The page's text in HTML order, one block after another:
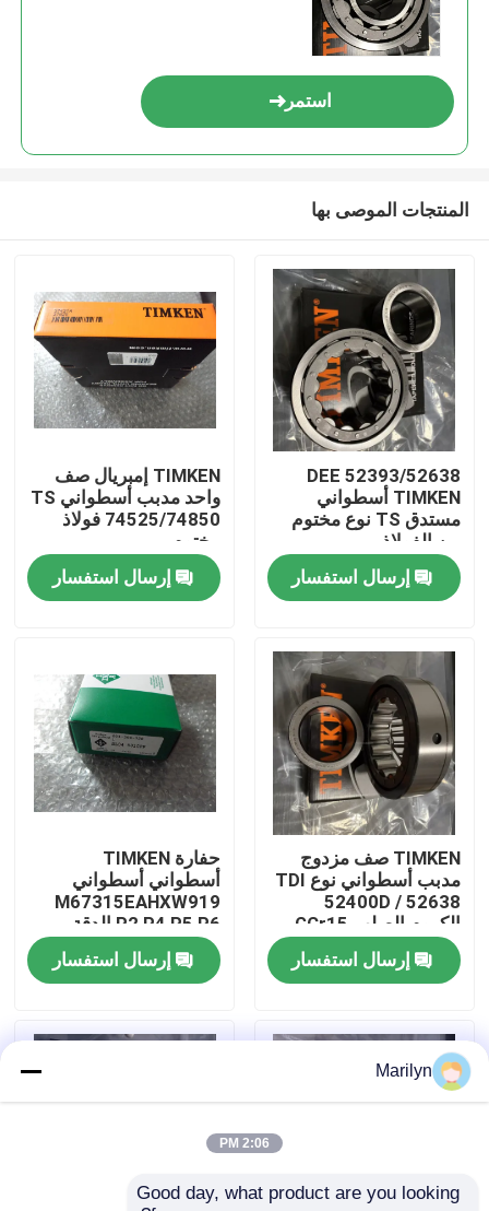
الصفحة الرئيسية
معلومات عنا
جولة في المعمل
مراقبة الجودة
اتصل بنا
حالات
كروية أسطواني
استمر
المنتجات الموصى بها
52393/52638 DEE
TIMKEN أسطواني
مستدق TS نوع مختوم
من الفولاذ
إرسال استفسار
TIMKEN إمبريال صف
واحد مدبب أسطواني TS
74525/74850 فولاذ
مختوم
إرسال استفسار
TIMKEN صف مزدوج
مدبب أسطواني نوع TDI
52400D / 52638
الكروم الصلب GCr15
إرسال استفسار
حفارة TIMKEN
أسطواني أسطواني
M67315EAHXW919
P2 P4 P5 P6 الدقة
إرسال استفسار
Marilyn
2:06 PM
Good day, what product are you looking